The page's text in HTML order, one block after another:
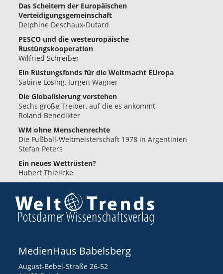
Das Scheitern der Europäischen
Verteidigungsgemeinschaft
Delphine Deschaux-Dutard
PESCO und die westeuropäische
Rustüngskooperation
Wilfried Schreiber
Ein Rüstungsfonds für die Weltmacht EUropa
Sabine Lösing, Jürgen Wagner
Die Globalisierung verstehen
Sechs große Treiber, auf die es ankommt
Roland Benedikter
WM ohne Menschenrechte
Die Fußball-Weltmeisterschaft 1978 in Argentinien
Stefan Peters
Ein neues Wettrüsten?
Hubert Thielicke
MedienHaus Babelsberg
August-Bebel-Straße 26-52